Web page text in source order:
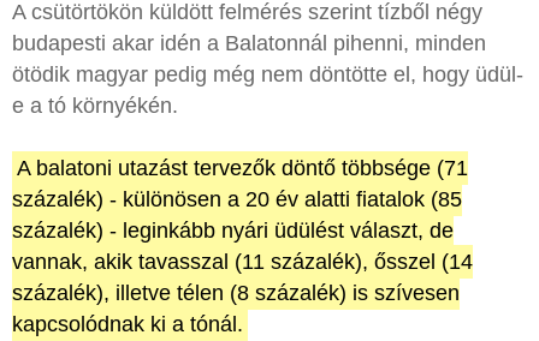
A csütörtökön küldött felmérés szerint tízből négy
budapesti akar idén a Balatonnál pihenni, minden
ötödik magyar pedig még nem döntötte el, hogy üdül-
e a tó környékén.
A balatoni utazást tervezők döntő többsége (71
százalék) - különösen a 20 év alatti fiatalok (85
százalék) - leginkább nyári üdülést választ, de
vannak, akik tavasszal (11 százalék), ősszel (14
százalék), illetve télen (8 százalék) is szívesen
kapcsolódnak ki a tónál.